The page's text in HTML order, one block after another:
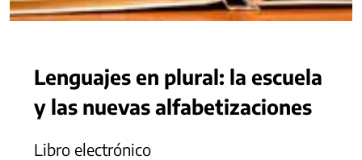
Lenguajes en plural: la escuela
y las nuevas alfabetizaciones
Libro electrónico